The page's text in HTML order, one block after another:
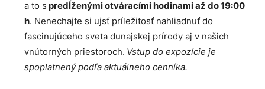
a to s predĺženými otváracími hodinami až do 19:00
h. Nenechajte si ujsť príležitosť nahliadnuť do
fascinujúceho sveta dunajskej prírody aj v našich
vnútorných priestoroch. Vstup do expozície je
spoplatnený podľa aktuálneho cenníka.